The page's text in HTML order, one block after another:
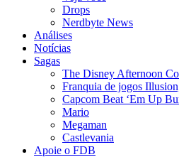
Drops
Nerdbyte News
Análises
Notícias
Sagas
The Disney Afternoon
Franquia de jogos
Capcom Beat ‘Em Up
Mario
Megaman
Castlevania
Apoie o FDB